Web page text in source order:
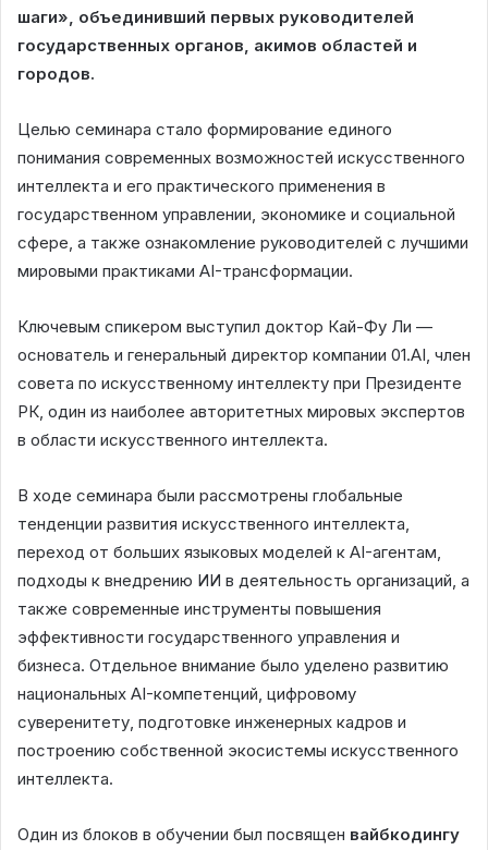
шаги», объединивший первых руководителей
государственных органов, акимов областей и
городов.
Целью семинара стало формирование единого
понимания современных возможностей искусственного
интеллекта и его практического применения в
государственном управлении, экономике и социальной
сфере, а также ознакомление руководителей с лучшими
мировыми практиками AI-трансформации.
Ключевым спикером выступил доктор Кай-Фу Ли —
основатель и генеральный директор компании 01.AI, член
совета по искусственному интеллекту при Президенте
РК, один из наиболее авторитетных мировых экспертов
в области искусственного интеллекта.
В ходе семинара были рассмотрены глобальные
тенденции развития искусственного интеллекта,
переход от больших языковых моделей к AI-агентам,
подходы к внедрению ИИ в деятельность организаций, а
также современные инструменты повышения
эффективности государственного управления и
бизнеса. Отдельное внимание было уделено развитию
национальных AI-компетенций, цифровому
суверенитету, подготовке инженерных кадров и
построению собственной экосистемы искусственного
интеллекта.
Один из блоков в обучении был посвящен вайбкодингу